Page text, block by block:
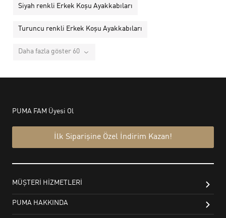
Siyah renkli Erkek Koşu Ayakkabıları
Turuncu renkli Erkek Koşu Ayakkabıları
Daha fazla göster 60